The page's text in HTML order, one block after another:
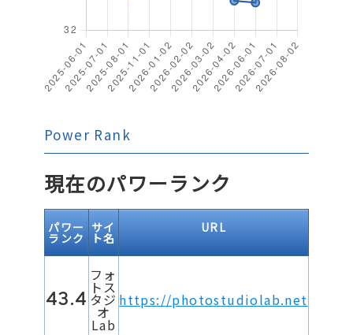
Power Rank
現在のパワーランク
パワー
ランク
サイ
ト名
URL
43.4
フォ
トス
タジ
オ
Lab
https://photostudiolab.net